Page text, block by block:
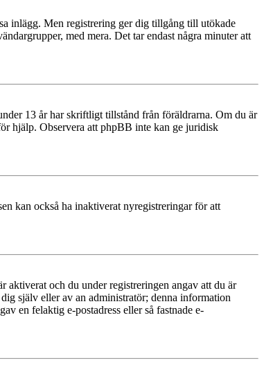
inlägg. Men registrering ger dig tillgång till utökade
med mera. Det tar endast några minuter att
13 år har skriftligt tillstånd från föräldrarna. Om du är
hjälp. Observera att phpBB inte kan ge juridisk
kan också ha inaktiverat nyregistreringar för att
aktiverat och du under registreringen angav att du är
själv eller av an administratör; denna information
en felaktig e-postadress eller så fastnade e-